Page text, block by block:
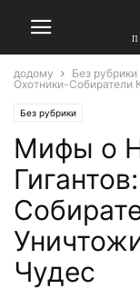
додому Без рубрики
Охотники-Собиратели
Без рубрики
Мифы о
Чудес